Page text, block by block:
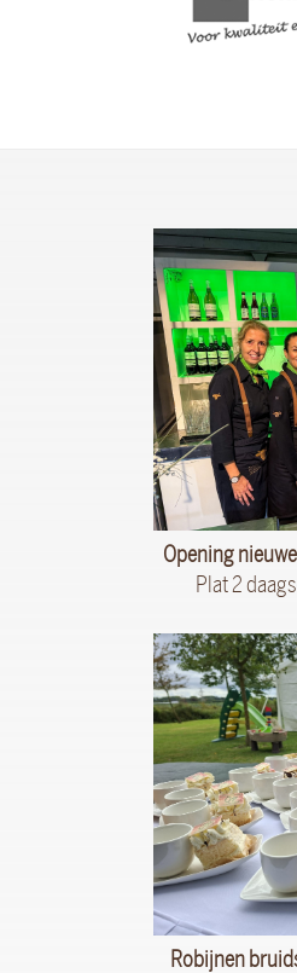
Opening
Plat 2
Robijnen